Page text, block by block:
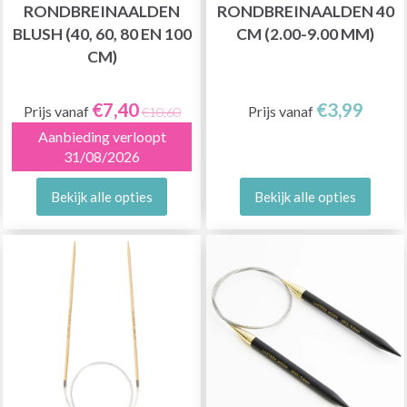
RONDBREINAALDEN
BLUSH (40, 60, 80 EN 100
CM)
Prijs vanaf €7,40€10,60
Aanbieding verloopt
31/08/2026
Bekijk alle opties
RONDBREINAALDEN 40
CM (2.00-9.00 MM)
Prijs vanaf €3,99
Bekijk alle opties